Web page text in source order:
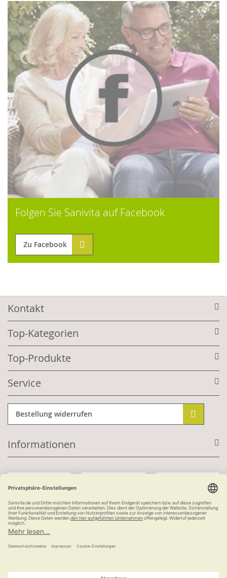
Folgen Sie Sanivita auf Facebook
Zu Facebook
Kontakt
Top-Kategorien
Top-Produkte
Service
Bestellung widerrufen
Informationen
Kauf auf Rechnung